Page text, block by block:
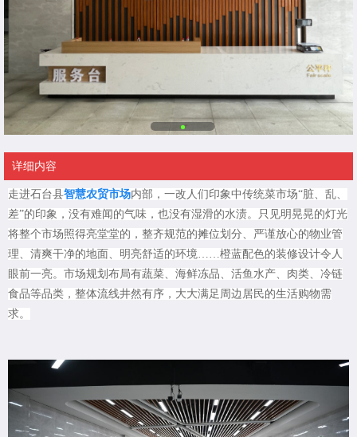
详细内容
走进石台县智慧农贸市场内部，一改人们印象中传统菜市场“脏、乱、
差”的印象，没有难闻的气味，也没有湿滑的水渍。只见明晃晃的灯光
将整个市场照得亮堂堂的，整齐规范的摊位划分、严谨放心的物业管
理、清爽干净的地面、明亮舒适的环境……橙蓝配色的装修设计令人
眼前一亮。市场规划布局有蔬菜、海鲜冻品、活鱼水产、肉类、冷链
食品等品类，整体流线井然有序，大大满足周边居民的生活购物需
求。